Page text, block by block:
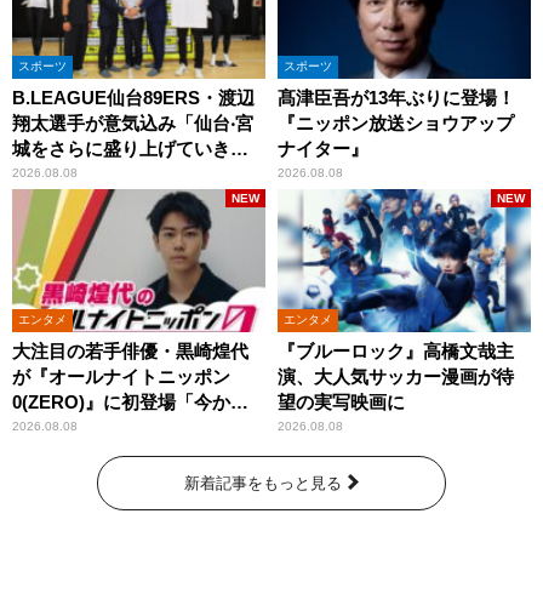
スポーツ
B.LEAGUE仙台89ERS・渡辺
翔太選手が意気込み「仙台‧宮
城をさらに盛り上げていきた
いです」
2026.08.08
スポーツ
髙津臣吾が13年ぶりに登場！
『ニッポン放送ショウアップ
ナイター』
2026.08.08
エンタメ
大注目の若手俳優・黒崎煌代
が『オールナイトニッポン
0(ZERO)』に初登場「今から
とてもワクワクしておりま
2026.08.08
NEW
エンタメ
『ブルーロック』高橋文哉主
演、大人気サッカー漫画が待
望の実写映画に
2026.08.08
NEW
新着記事をもっと見る